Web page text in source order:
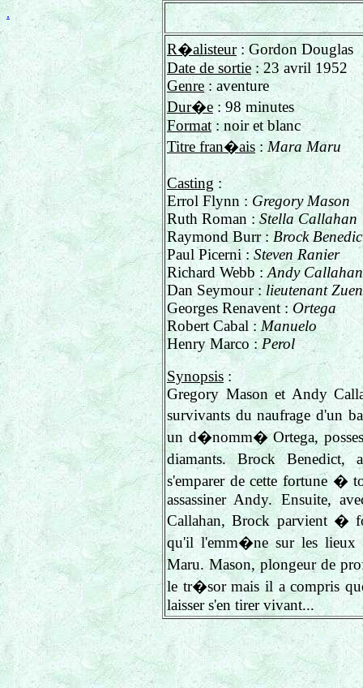
.
R�alisteur: Gordon Douglas
Date de sortie: 23 avril 1952
Genre: aventure
Dur�e : 98 minutes
Format : noir et blanc
Titre fran�ais :Mara Maru
Casting :
Errol Flynn : Gregory Mason
Ruth Roman : Stella Callahan
Raymond Burr :Brock
Paul Picerni : Steven Ranier
Richard Webb : Andy Callahan
Dan Seymour : lieutenant
Georges Renavent : Ortega
Robert Cabal : Manuelo
Henry Marco :Perol
Synopsis :
Gregory Mason et Andy
survivants du naufrage d'un
un d�nomm� Ortega,
diamants. Brock Benedict,
s'emparer de cette fortune
assassiner Andy. Ensuite,
Callahan, Brock parvient �
qu'il l'emm�ne sur les
Maru. Mason, plongeur de
le tr�sor mais il a compris
laisser s'en tirer vivant...